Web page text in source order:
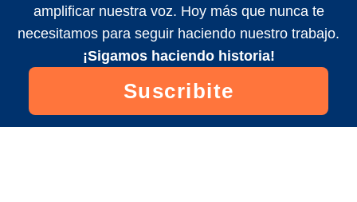
amplificar nuestra voz. Hoy más que nunca te
necesitamos para seguir haciendo nuestro trabajo.
¡Sigamos haciendo historia!
Suscribite